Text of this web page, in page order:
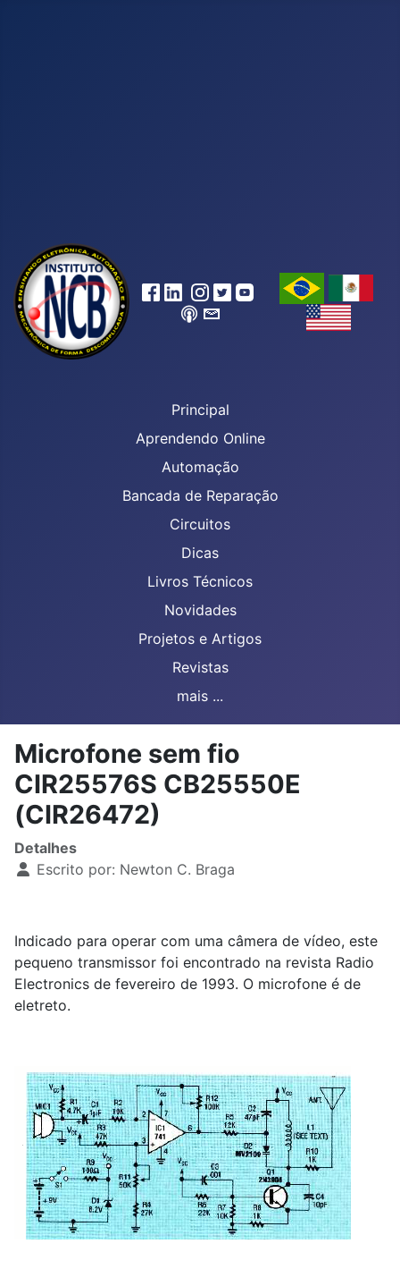
Principal
Aprendendo Online
Automação
Bancada de Reparação
Circuitos
Dicas
Livros Técnicos
Novidades
Projetos e Artigos
Revistas
mais ...
Microfone sem fio
CIR25576S CB25550E
(CIR26472)
Detalhes
Escrito por: Newton C. Braga
Indicado para operar com uma câmera de vídeo, este
pequeno transmissor foi encontrado na revista Radio
Electronics de fevereiro de 1993. O microfone é de
eletreto.